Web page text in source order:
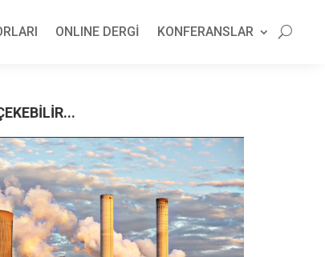
ONLINE DERGİ KONFERANSLAR